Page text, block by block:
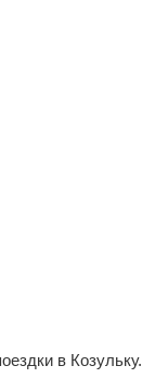
в Козульку.